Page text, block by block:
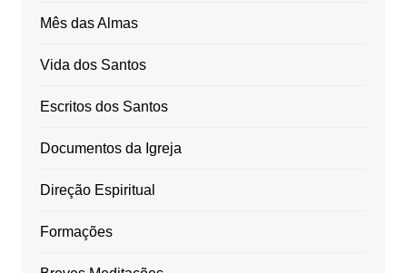
Mês das Almas
Vida dos Santos
Escritos dos Santos
Documentos da Igreja
Direção Espiritual
Formações